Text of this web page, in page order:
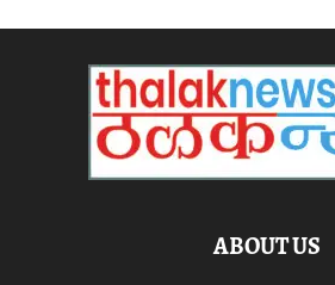
ABOUT US